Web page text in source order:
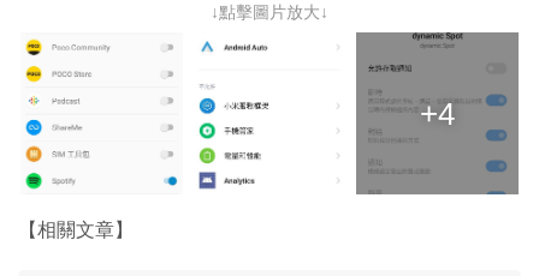
↓點擊圖片放大↓
+4
【相關文章】